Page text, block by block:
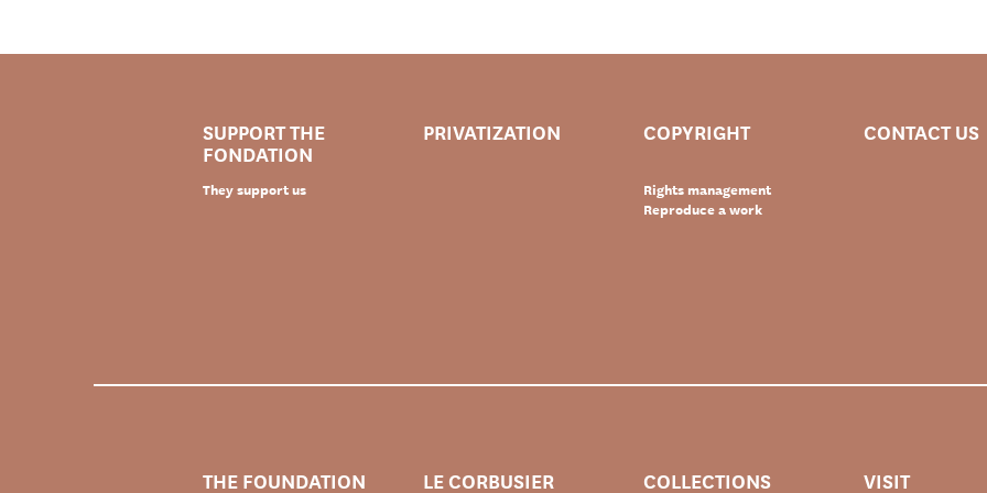
SUPPORT THE
FONDATION
They support us
PRIVATIZATION COPYRIGHT
Rights management
Reproduce a work
CONTACT US
THE FOUNDATION LE CORBUSIER COLLECTIONS VISIT